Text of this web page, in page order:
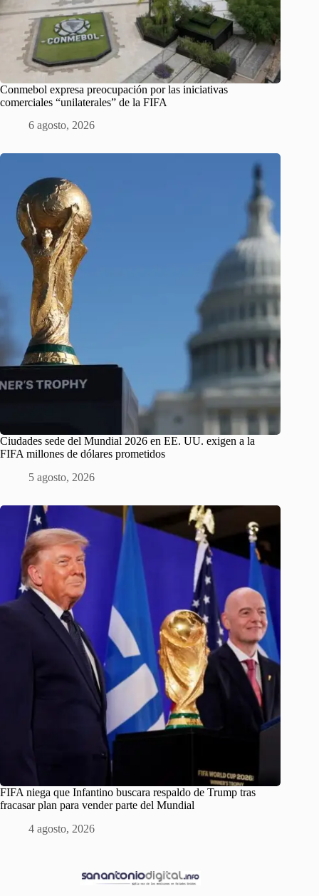
Conmebol expresa preocupación por las iniciativas
comerciales “unilaterales” de la FIFA
6 agosto, 2026
Ciudades sede del Mundial 2026 en EE. UU. exigen a la
FIFA millones de dólares prometidos
5 agosto, 2026
FIFA niega que Infantino buscara respaldo de Trump tras
fracasar plan para vender parte del Mundial
4 agosto, 2026